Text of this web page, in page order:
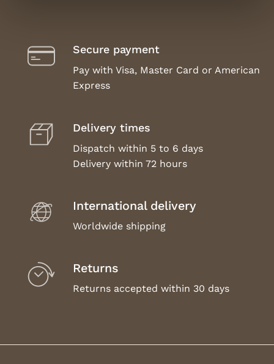
Secure payment
Pay with Visa, Master Card or American
Express
Delivery times
Dispatch within 5 to 6 days
Delivery within 72 hours
International delivery
Worldwide shipping
Returns
Returns accepted within 30 days